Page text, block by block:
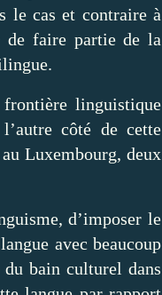
le cas et contraire à
de faire partie de la
linguistique
côté de cette
Luxembourg, deux
d’imposer le
avec beaucoup
du bain culturel dans